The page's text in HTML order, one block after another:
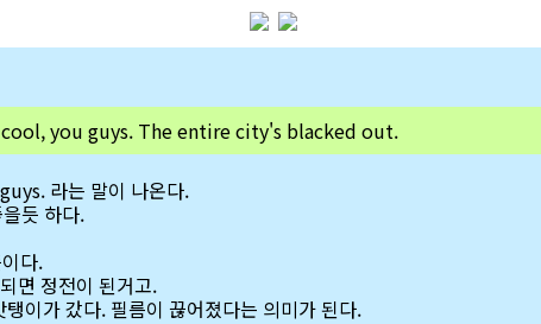
cool, you guys. The entire city's blacked out.
라는 말이 나온다.
듯 하다.
다.
면 정전이 된거고.
이가 갔다. 필름이 끊어졌다는 의미가 된다.